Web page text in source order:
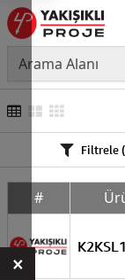
Filtrele
#
×